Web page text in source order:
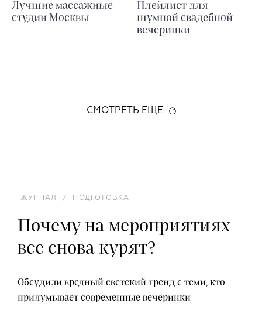
Лучшие массажные
студии Москвы
Плейлист для
шумной свадебной
вечеринки
СМОТРЕТЬ ЕЩЕ
ЖУРНАЛ / ПОДГОТОВКА
Почему на мероприятиях
все снова курят?
Обсудили вредный светский тренд с теми, кто
придумывает современные вечеринки